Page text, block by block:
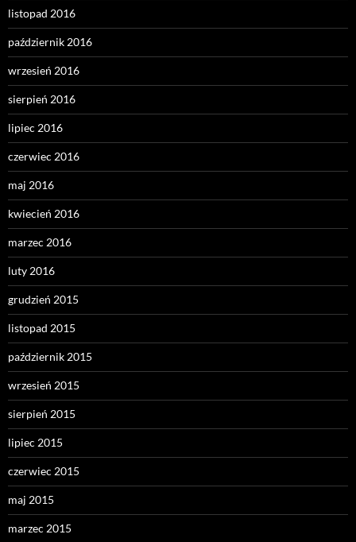
listopad 2016
październik 2016
wrzesień 2016
sierpień 2016
lipiec 2016
czerwiec 2016
maj 2016
kwiecień 2016
marzec 2016
luty 2016
grudzień 2015
listopad 2015
październik 2015
wrzesień 2015
sierpień 2015
lipiec 2015
czerwiec 2015
maj 2015
marzec 2015